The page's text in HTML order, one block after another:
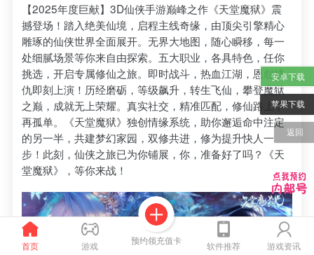
首页 游戏 预约领充值卡 软件推荐 游戏资讯
安卓下载
苹果下载
返回
【2025年度巨献】3D仙侠手游巅峰之作《天堂魔狱》震
撼登场！踏入绝美仙境，启程主线奇缘，由顶尖引擎精心
雕琢的仙侠世界全面展开。无界大地图，随心瞬移，每一
处细腻场景等你来自由探索。五大职业，各具特色，任你
挑选，开启专属修仙之旅。即时战斗，热血江湖，恩怨情
仇即刻上演！历经磨砺，等级飙升，转生飞仙，攀登魔狱
之巅，成就无上荣耀。真实社交，精准匹配，修仙路上不
再孤单。《天堂魔狱》独创情缘系统，助你邂逅命中注定
的另一半，共建梦幻家园，双修共进，修为提升快人一
步！此刻，仙侠之旅已为你铺展，你，准备好了吗？《天
堂魔狱》，等你来战！